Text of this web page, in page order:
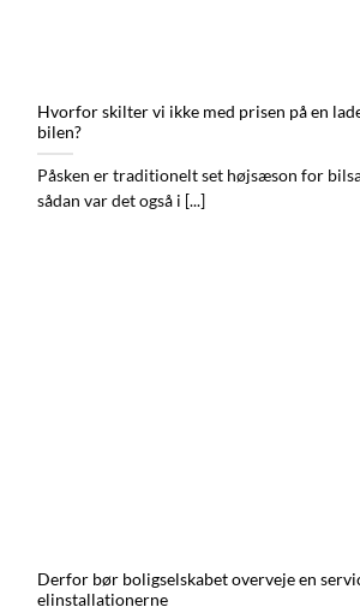
Hvorfor skilter vi ikke med prisen på en
bilen?
Påsken er traditionelt set højsæson for
sådan var det også i [...]
Derfor bør boligselskabet overveje en
elinstallationerne